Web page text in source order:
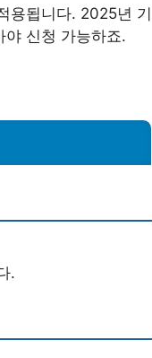
용됩니다. 2025년 기
야 신청 가능하죠.
.